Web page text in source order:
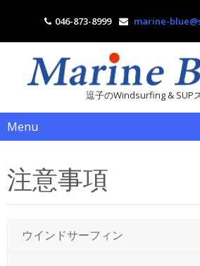
046-873-8999 marine-
逗子のWindsurfing & SUP
Menu
注意事項
ウインドサーフィン